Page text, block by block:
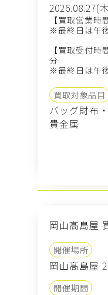
2026.08.27(
【買取営業時
※最終日は午
【買取受付時
分
※最終日は午
買取対象品目
バッグ財布
貴金属
岡山髙島屋
開催場所
岡山髙島屋
開催期間